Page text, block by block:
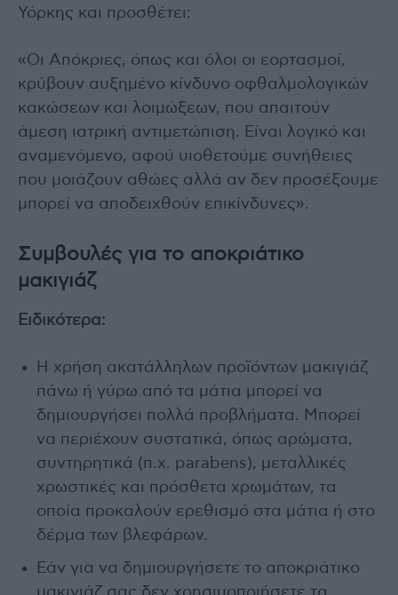
Υόρκης και προσθέτει:
«Οι Απόκριες, όπως και όλοι οι εορτασμοί,
κρύβουν αυξημένο κίνδυνο οφθαλμολογικών
κακώσεων και λοιμώξεων, που απαιτούν
άμεση ιατρική αντιμετώπιση. Είναι λογικό και
αναμενόμενο, αφού υιοθετούμε συνήθειες
που μοιάζουν αθώες αλλά αν δεν προσέξουμε
μπορεί να αποδειχθούν επικίνδυνες».
Συμβουλές για το αποκριάτικο
μακιγιάζ
Ειδικότερα:
Η χρήση ακατάλληλων προϊόντων μακιγιάζ
πάνω ή γύρω από τα μάτια μπορεί να
δημιουργήσει πολλά προβλήματα. Μπορεί
να περιέχουν συστατικά, όπως αρώματα,
συντηρητικά (π.χ. parabens), μεταλλικές
χρωστικές και πρόσθετα χρωμάτων, τα
οποία προκαλούν ερεθισμό στα μάτια ή στο
δέρμα των βλεφάρων.
Εάν για να δημιουργήσετε το αποκριάτικο